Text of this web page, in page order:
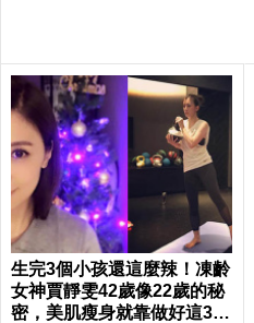
生完3個小孩還這麼辣！凍齡
女神賈靜雯42歲像22歲的秘
密，美肌瘦身就靠做好這3件